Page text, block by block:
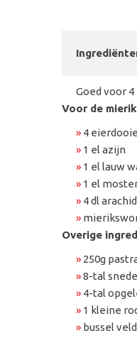
Goed voor
Voor de
» 4
» 1 el azijn
» 1 el lauw
» 1 el
» 4 dl
»
Overige
» 250g
»8-tal
» 4-tal
» 1 kleine
» bussel